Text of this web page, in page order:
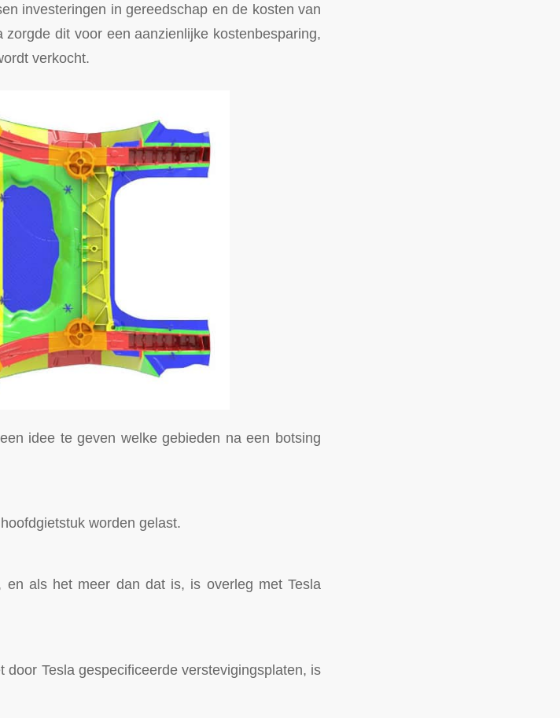
investeringen in gereedschap en de kosten van
dit voor een aanzienlijke kostenbesparing,
verkocht.
idee te geven welke gebieden na een botsing
worden gelast.
en als het meer dan dat is, is overleg met Tesla
Tesla gespecificeerde verstevigingsplaten, is